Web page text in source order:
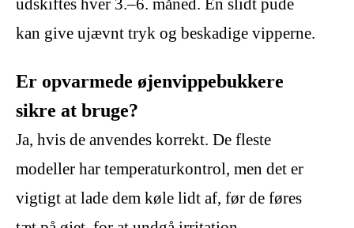
udskiftes hver 3.–6. måned. En slidt pude
kan give ujævnt tryk og beskadige vipperne.
Er opvarmede øjenvippebukkere
sikre at bruge?
Ja, hvis de anvendes korrekt. De fleste
modeller har temperaturkontrol, men det er
vigtigt at lade dem køle lidt af, før de føres